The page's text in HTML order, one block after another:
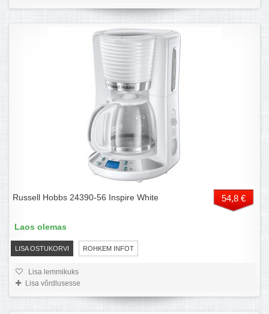
Russell Hobbs 24390-56 Inspire White 54,8 €
LISA OSTUKORVI ROHKEM INFOT
Laos olemas
Lisa lemmikuks
Lisa võrdlusesse